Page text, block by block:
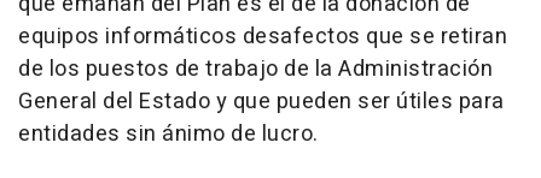
equipos informáticos desafectos que se retiran
de los puestos de trabajo de la Administración
General del Estado y que pueden ser útiles para
entidades sin ánimo de lucro.